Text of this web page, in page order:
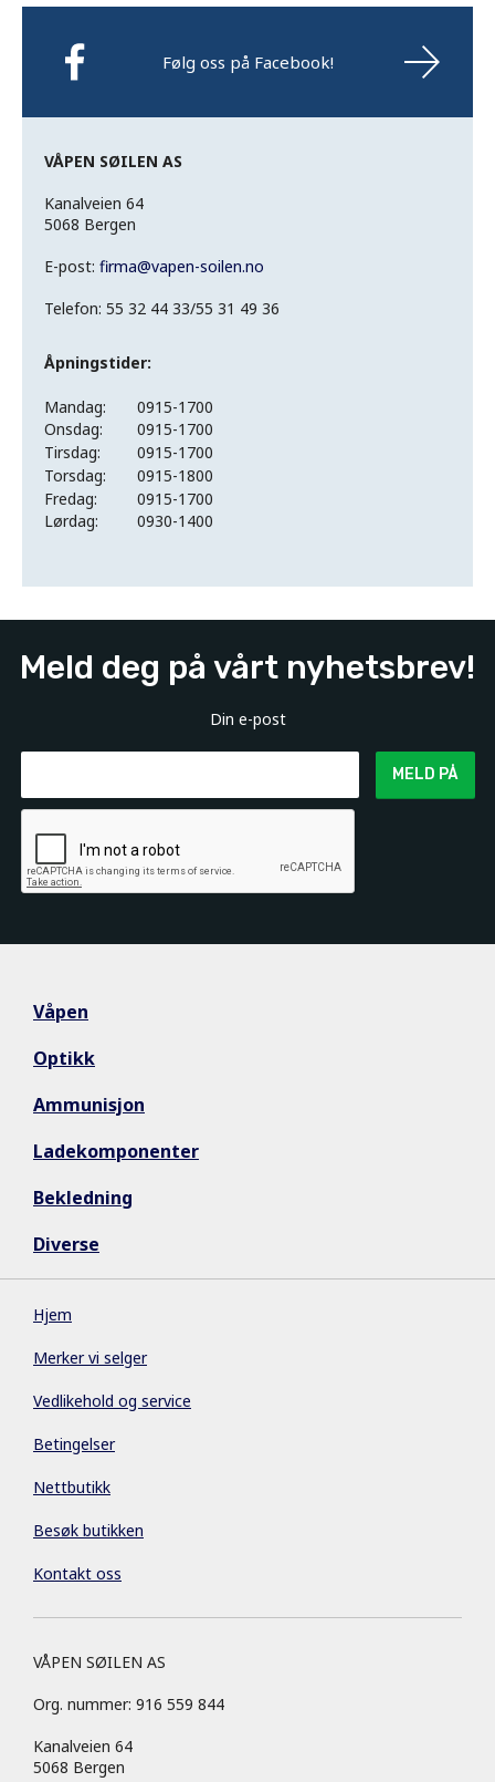
Følg oss på Facebook!
VÅPEN SØILEN AS
Kanalveien 64
5068 Bergen
E-post: firma@vapen-soilen.no
Telefon: 55 32 44 33/55 31 49 36
Åpningstider:
Mandag:
0915-1700
Onsdag:
0915-1700
Tirsdag:
0915-1700
Torsdag:
0915-1800
Fredag:
0915-1700
Lørdag:
0930-1400
Meld deg på vårt nyhetsbrev!
Din e-post
MELD PÅ
Våpen
Optikk
Ammunisjon
Ladekomponenter
Bekledning
Diverse
Hjem
Merker vi selger
Vedlikehold og service
Betingelser
Nettbutikk
Besøk butikken
Kontakt oss
VÅPEN SØILEN AS
Org. nummer: 916 559 844
Kanalveien 64
5068 Bergen